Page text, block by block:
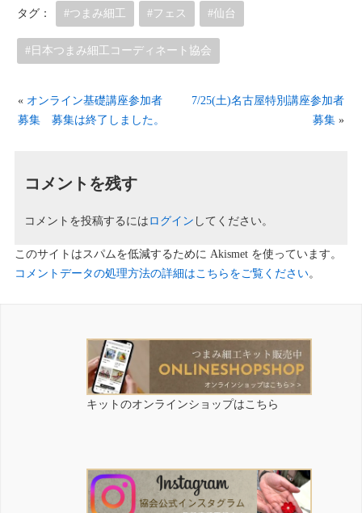
タグ： #つまみ細工 #フェス #仙台
#日本つまみ細工コーディネート協会
« オンライン基礎講座参加者
募集 募集は終了しました。
7/25(土)名古屋特別講座参加者
募集»
コメントを残す
コメントを投稿するには ログイン してください。
このサイトはスパムを低減するために Akismet を使っています。
コメントデータの処理方法の詳細はこちらをご覧ください。
キットのオンラインショップはこちら